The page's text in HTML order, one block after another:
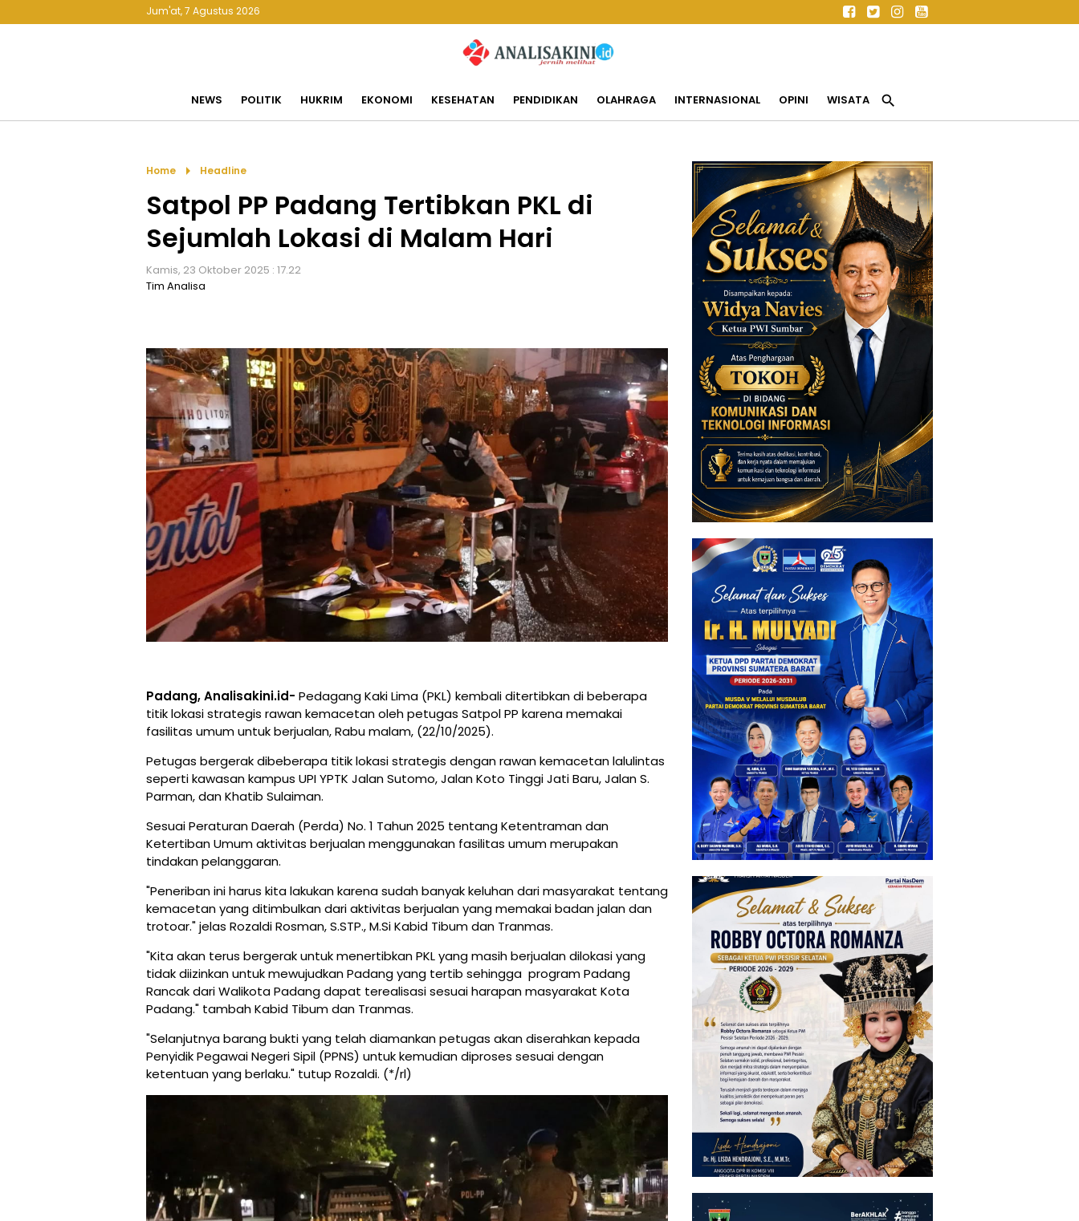
Jum'at, 7 Agustus 2026
NEWS POLITIK HUKRIM EKONOMI KESEHATAN PENDIDIKAN OLAHRAGA INTERNASIONAL OPINI WISATA search
Home arrow_right Headline
Satpol PP Padang Tertibkan PKL di
Sejumlah Lokasi di Malam Hari
Kamis, 23 Oktober 2025 : 17.22
Tim Analisa
Padang, Analisakini.id- Pedagang Kaki Lima (PKL) kembali ditertibkan di beberapa
titik lokasi strategis rawan kemacetan oleh petugas Satpol PP karena memakai
fasilitas umum untuk berjualan, Rabu malam, (22/10/2025).
Petugas bergerak dibeberapa titik lokasi strategis dengan rawan kemacetan lalulintas
seperti kawasan kampus UPI YPTK Jalan Sutomo, Jalan Koto Tinggi Jati Baru, Jalan S.
Parman, dan Khatib Sulaiman.
Sesuai Peraturan Daerah (Perda) No. 1 Tahun 2025 tentang Ketentraman dan
Ketertiban Umum aktivitas berjualan menggunakan fasilitas umum merupakan
tindakan pelanggaran.
"Peneriban ini harus kita lakukan karena sudah banyak keluhan dari masyarakat tentang
kemacetan yang ditimbulkan dari aktivitas berjualan yang memakai badan jalan dan
trotoar." jelas Rozaldi Rosman, S.STP., M.Si Kabid Tibum dan Tranmas.
"Kita akan terus bergerak untuk menertibkan PKL yang masih berjualan dilokasi yang
tidak diizinkan untuk mewujudkan Padang yang tertib sehingga program Padang
Rancak dari Walikota Padang dapat terealisasi sesuai harapan masyarakat Kota
Padang." tambah Kabid Tibum dan Tranmas.
"Selanjutnya barang bukti yang telah diamankan petugas akan diserahkan kepada
Penyidik Pegawai Negeri Sipil (PPNS) untuk kemudian diproses sesuai dengan
ketentuan yang berlaku." tutup Rozaldi. (*/rl)